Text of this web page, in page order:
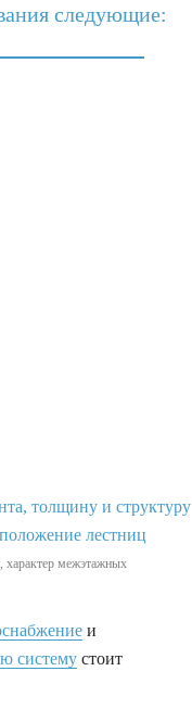
следующие:
характер межэтажных
и
систему стоит